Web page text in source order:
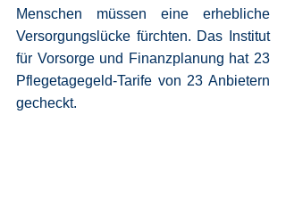
Menschen müssen eine erhebliche
Versorgungslücke fürchten. Das Institut
für Vorsorge und Finanzplanung hat 23
Pflegetagegeld-Tarife von 23 Anbietern
gecheckt.